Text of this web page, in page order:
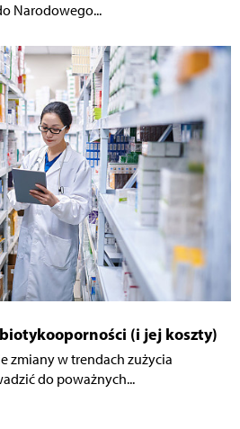
Narodowego...
(i jej koszty)
zmiany w trendach zużycia
do poważnych...